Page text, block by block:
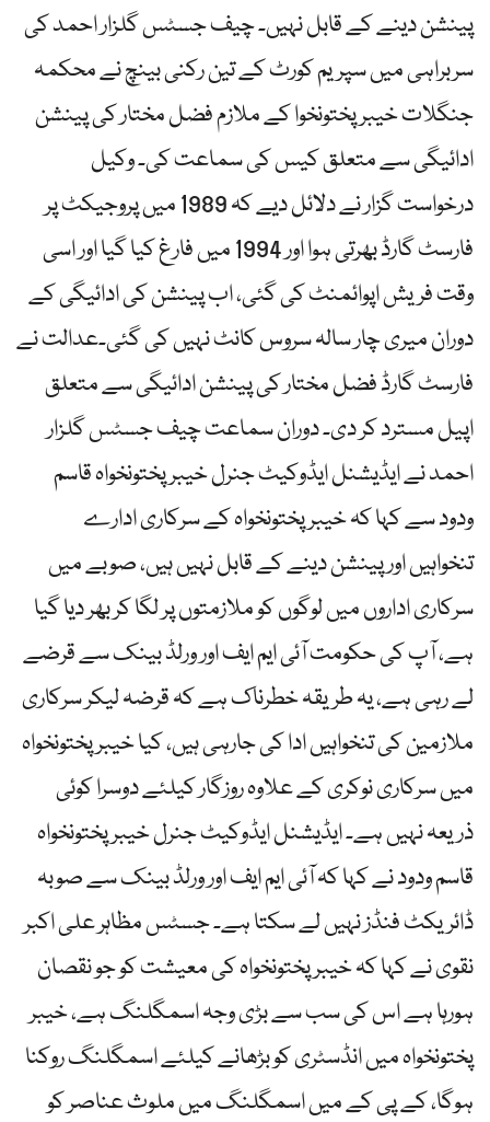
پینشن دینے کے قابل نہیں۔ چیف جسٹس گلزار احمد کی
سربراہی میں سپریم کورٹ کے تین رکنی بینچ نے محکمہ
جنگلات خیبر پختونخوا کے ملازم فضل مختار کی پینشن
ادائیگی سے متعلق کیس کی سماعت کی۔ وکیل
درخواست گزار نے دلائل دیے کہ 1989 میں پروجیکٹ پر
فارسٹ گارڈ بھرتی ہوا اور 1994 میں فارغ کیا گیا اور اسی
وقت فریش اپوائمنٹ کی گئی، اب پینشن کی ادائیگی کے
دوران میری چار سالہ سروس کانٹ نہیں کی گئی۔عدالت نے
فارسٹ گارڈ فضل مختار کی پینشن ادائیگی سے متعلق
اپیل مسترد کر دی۔ دوران سماعت چیف جسٹس گلزار
احمد نے ایڈیشنل ایڈوکیٹ جنرل خیبرپختونخواہ قاسم
ودود سے کہا کہ خیبرپختونخواہ کے سرکاری ادارے
تنخواہیں اور پینشن دینے کے قابل نہیں ہیں، صوبے میں
سرکاری اداروں میں لوگوں کو ملازمتوں پر لگا کر بھر دیا گیا
ہے، آپ کی حکومت آئی ایم ایف اور ورلڈ بینک سے قرضے
لے رہی ہے، یہ طریقہ خطرناک ہے کہ قرضہ لیکر سرکاری
ملازمین کی تنخواہیں ادا کی جارہی ہیں، کیا خیبرپختونخواہ
میں سرکاری نوکری کے علاوہ روزگار کیلئے دوسرا کوئی
ذریعہ نہیں ہے۔ ایڈیشنل ایڈوکیٹ جنرل خیبرپختونخواہ
قاسم ودود نے کہا کہ آئی ایم ایف اور ورلڈ بینک سے صوبہ
ڈائریکٹ فنڈز نہیں لے سکتا ہے۔ جسٹس مظاہر علی اکبر
نقوی نے کہا کہ خیبر پختونخواہ کی معیشت کو جو نقصان
ہورہا ہے اس کی سب سے بڑی وجہ اسمگلنگ ہے، خیبر
پختونخواہ میں انڈسٹری کو بڑھانے کیلئے اسمگلنگ روکنا
ہوگا، کے پی کے میں اسمگلنگ میں ملوث عناصر کو